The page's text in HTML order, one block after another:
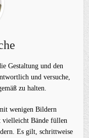
Gestaltung und den
und versuche,
zu halten.
wenigen Bildern
vielleicht Bände füllen
Es gilt, schrittweise